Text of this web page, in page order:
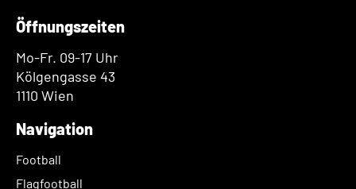
Öffnungszeiten
Mo-Fr. 09-17 Uhr
Kölgengasse 43
1110 Wien
Navigation
Football
Flagfootball